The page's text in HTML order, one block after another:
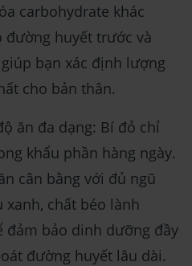
carbohydrate khác
đường huyết trước và
bạn xác định lượng
cho bản thân.
ăn đa dạng: Bí đỏ chỉ
khẩu phần hàng ngày.
cân bằng với đủ ngũ
xanh, chất béo lành
đảm bảo dinh dưỡng đầy
đường huyết lâu dài.